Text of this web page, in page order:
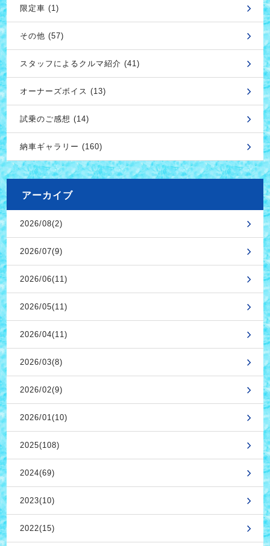
限定車 (1)
その他 (57)
スタッフによるクルマ紹介 (41)
オーナーズボイス (13)
試乗のご感想 (14)
納車ギャラリー (160)
アーカイブ
2026/08(2)
2026/07(9)
2026/06(11)
2026/05(11)
2026/04(11)
2026/03(8)
2026/02(9)
2026/01(10)
2025(108)
2024(69)
2023(10)
2022(15)